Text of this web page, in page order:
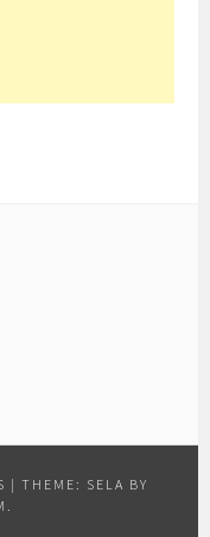
| THEME: SELA BY
.